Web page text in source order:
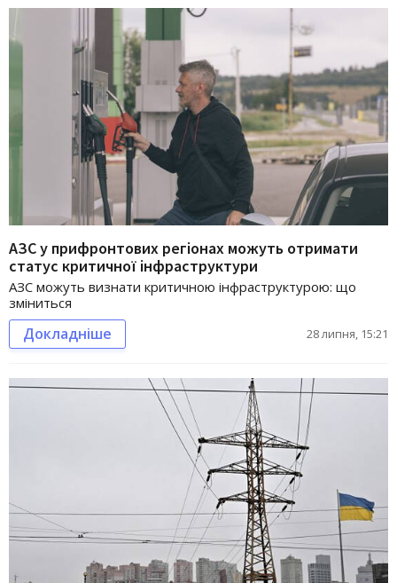
АЗС у прифронтових регіонах можуть отримати
статус критичної інфраструктури
АЗС можуть визнати критичною інфраструктурою: що
зміниться
Докладніше 28 липня, 15:21